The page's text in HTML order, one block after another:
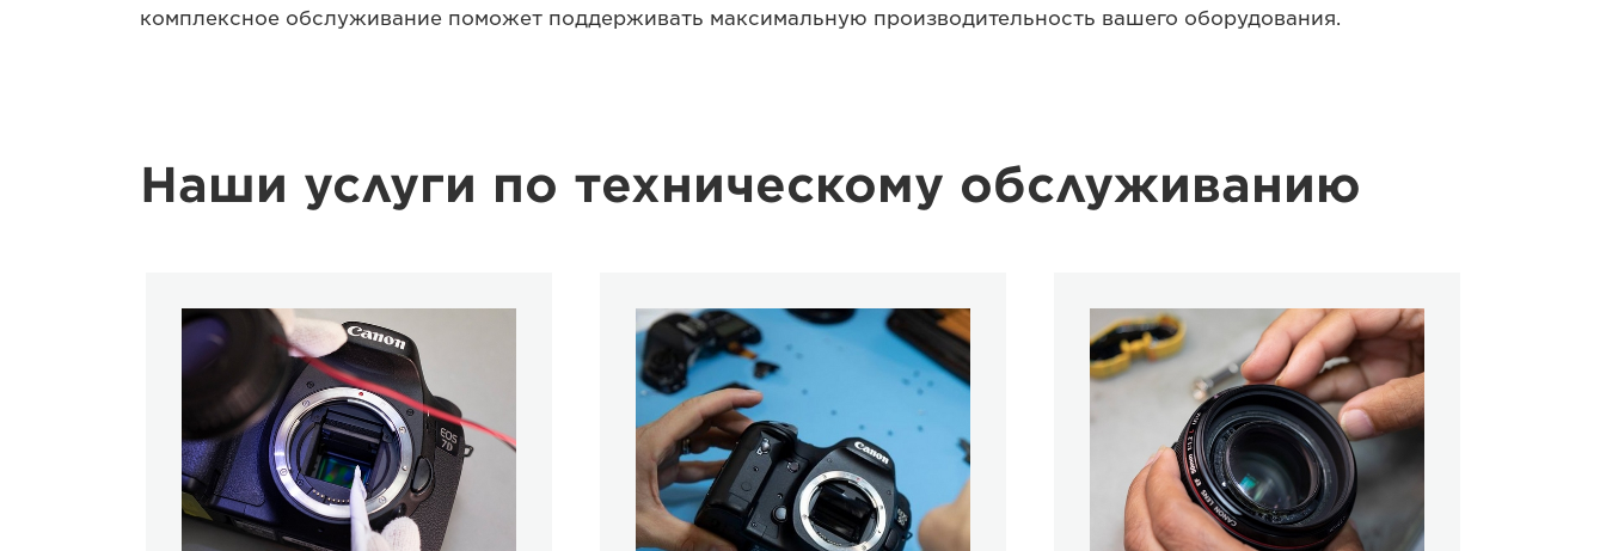
комплексное обслуживание поможет поддерживать максимальную производительность вашего оборудования.
Наши услуги по техническому обслуживанию